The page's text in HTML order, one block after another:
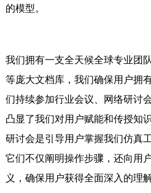
的模型。
我们拥有一支全天候全球专业团
等庞大文档库，我们确保用户拥
们持续参加行业会议、网络研讨
凸显了我们对用户赋能和传授知
研讨会是引导用户掌握我们仿真
它们不仅阐明操作步骤，还向用
义，确保用户获得全面深入的理解